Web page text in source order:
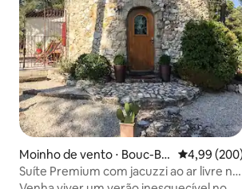
Moinho de vento ⋅ Bouc-Bel
-Air
4,99 de
4,99
Suíte Premium com jacuzzi ao ar livre no